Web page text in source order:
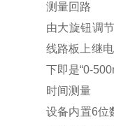
测量回路
由大旋钮调
线路板上继
下即是“0-
时间测量
设备内置6位